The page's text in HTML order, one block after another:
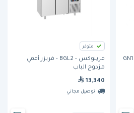
مجمد بثلاث ابواب من كوريكو GN1
متوفر
فرينوكس - BGL2 - فريزر أفقي
مزدوج الباب
13,340
توصيل مجاني